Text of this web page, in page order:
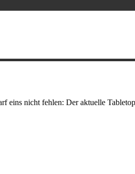
eins nicht fehlen: Der aktuelle